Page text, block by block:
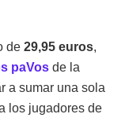
de 29,95 euros,
paVos de la
a sumar una sola
los jugadores de